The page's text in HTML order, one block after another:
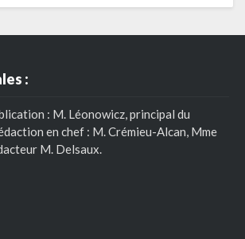
:
: M. Léonowicz, principal du
en chef : M. Crémieu-Alcan, Mme
M. Delsaux.